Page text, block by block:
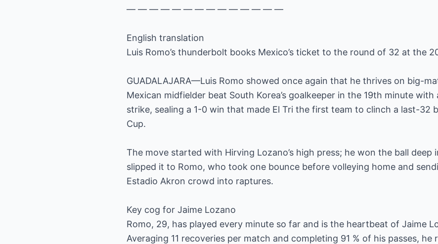
— — — — — — — — — — — — — —
English translation
Luis Romo’s thunderbolt books Mexico’s ticket to the round of 32 at the
GUADALAJARA—Luis Romo showed once again that he thrives on big-
Mexican midfielder beat South Korea’s goalkeeper in the 19th minute
strike, sealing a 1-0 win that made El Tri the first team to clinch a last-32
Cup.
The move started with Hirving Lozano’s high press; he won the ball deep
slipped it to Romo, who took one bounce before volleying home and
Estadio Akron crowd into raptures.
Key cog for Jaime Lozano
Romo, 29, has played every minute so far and is the heartbeat of Jaime
Averaging 11 recoveries per match and completing 91 % of his passes,